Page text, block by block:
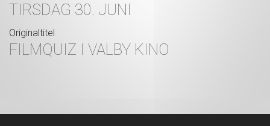
TIRSDAG 30. JUNI
Originaltitel
FILMQUIZ I VALBY KINO